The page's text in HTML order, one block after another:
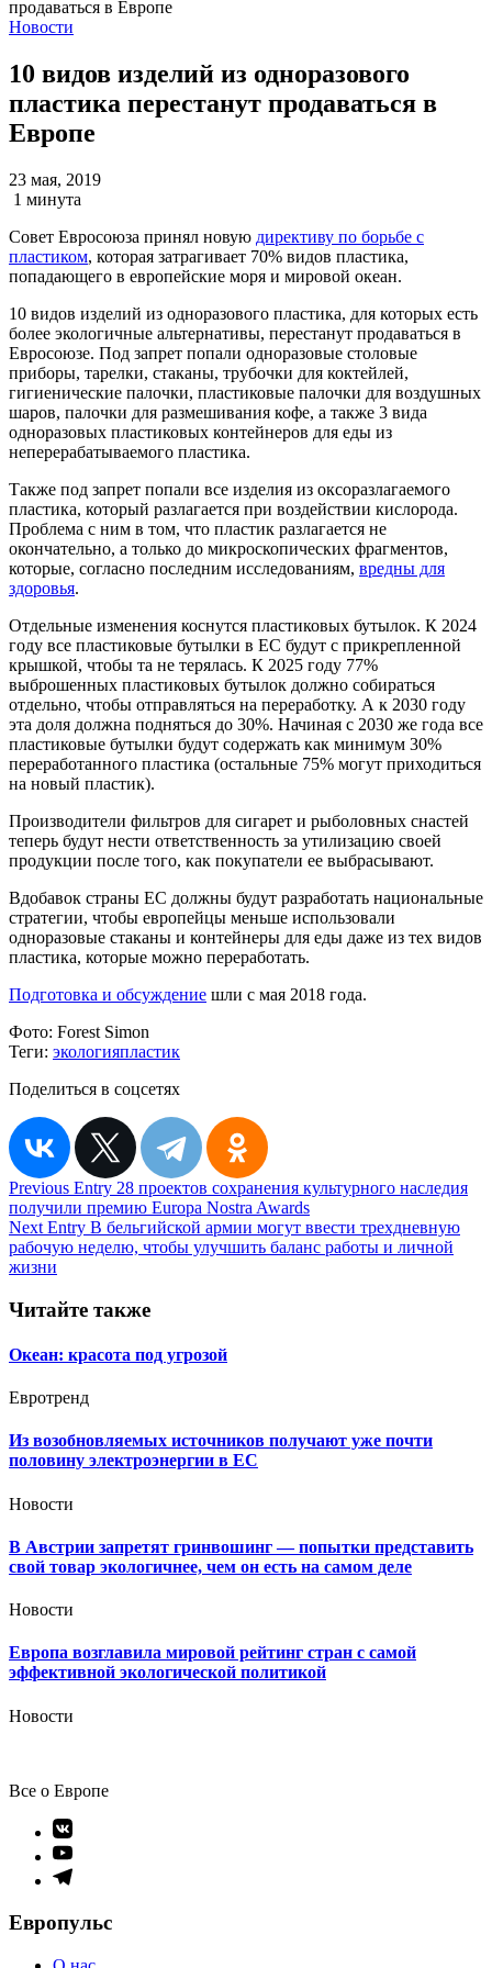
Новости
10 видов изделий из одноразового
пластика перестанут продаваться в
Европе
23 мая, 2019
1 минута
Совет Евросоюза принял новую директиву по борьбе с
пластиком, которая затрагивает 70% видов пластика,
попадающего в европейские моря и мировой океан.
10 видов изделий из одноразового пластика, для которых есть
более экологичные альтернативы, перестанут продаваться в
Евросоюзе. Под запрет попали одноразовые столовые
приборы, тарелки, стаканы, трубочки для коктейлей,
гигиенические палочки, пластиковые палочки для воздушных
шаров, палочки для размешивания кофе, а также 3 вида
одноразовых пластиковых контейнеров для еды из
неперерабатываемого пластика.
Также под запрет попали все изделия из оксоразлагаемого
пластика, который разлагается при воздействии кислорода.
Проблема с ним в том, что пластик разлагается не
окончательно, а только до микроскопических фрагментов,
которые, согласно последним исследованиям, вредны для
здоровья.
Отдельные изменения коснутся пластиковых бутылок. К 2024
году все пластиковые бутылки в ЕС будут с прикрепленной
крышкой, чтобы та не терялась. К 2025 году 77%
выброшенных пластиковых бутылок должно собираться
отдельно, чтобы отправляться на переработку. А к 2030 году
эта доля должна подняться до 30%. Начиная с 2030 же года все
пластиковые бутылки будут содержать как минимум 30%
переработанного пластика (остальные 75% могут приходиться
на новый пластик).
Производители фильтров для сигарет и рыболовных снастей
теперь будут нести ответственность за утилизацию своей
продукции после того, как покупатели ее выбрасывают.
Вдобавок страны ЕС должны будут разработать национальные
стратегии, чтобы европейцы меньше использовали
одноразовые стаканы и контейнеры для еды даже из тех видов
пластика, которые можно переработать.
Подготовка и обсуждение шли с мая 2018 года.
Фото: Forest Simon
Теги: экологияпластик
Поделиться в соцсетях
Навигация
по
записям
Previous Entry 28 проектов сохранения культурного наследия
получили премию Europa Nostra Awards
Next Entry В бельгийской армии могут ввести трехдневную
рабочую неделю, чтобы улучшить баланс работы и личной
жизни
Читайте также
Океан: красота под угрозой
Евротренд
Из возобновляемых источников получают уже почти
половину электроэнергии в ЕС
Новости
В Австрии запретят гринвошинг — попытки представить
свой товар экологичнее, чем он есть на самом деле
Новости
Европа возглавила мировой рейтинг стран с самой
эффективной экологической политикой
Новости
Все о Европе
Элемент
меню
Элемент
меню
Элемент
Европульс